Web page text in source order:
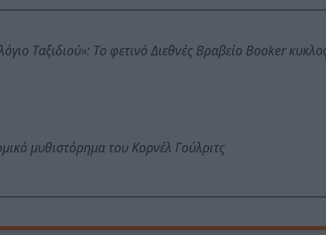
Ταξιδιού»: Το φετινό Διεθνές Βραβείο Booker
μυθιστόρημα του Κορνέλ Γούλριτς